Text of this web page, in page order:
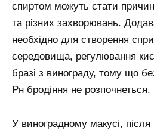
спиртом можуть стати
та різних захворювань.
необхідно для створення
середовища, регулювання
бразі з винограду, тому що
Рн бродіння не розпочнеться.
У виноградному макусі,